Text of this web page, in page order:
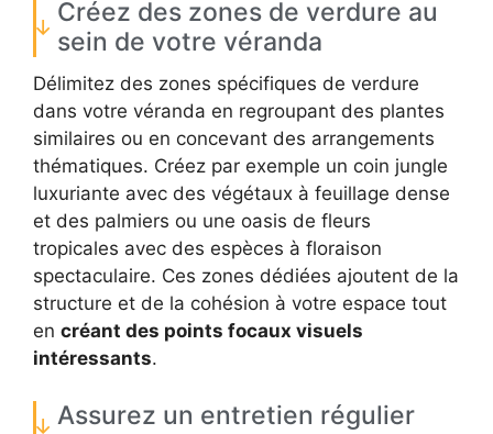
Créez des zones de verdure au
sein de votre véranda
Délimitez des zones spécifiques de verdure
dans votre véranda en regroupant des plantes
similaires ou en concevant des arrangements
thématiques. Créez par exemple un coin jungle
luxuriante avec des végétaux à feuillage dense
et des palmiers ou une oasis de fleurs
tropicales avec des espèces à floraison
spectaculaire. Ces zones dédiées ajoutent de la
structure et de la cohésion à votre espace tout
en créant des points focaux visuels
intéressants.
Assurez un entretien régulier